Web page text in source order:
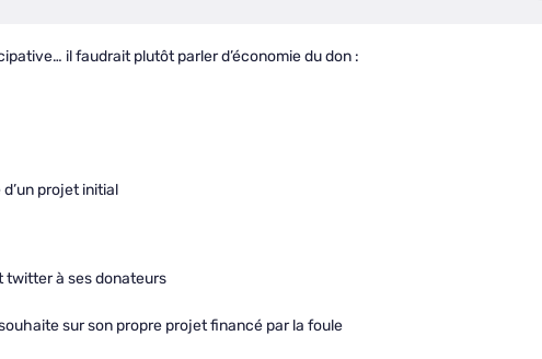
il faudrait plutôt parler d’économie du don :
projet initial
twitter à ses donateurs
sur son propre projet financé par la foule